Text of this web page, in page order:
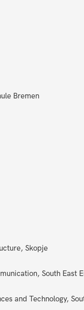
Bremen
Skopje
South East
and Technology,